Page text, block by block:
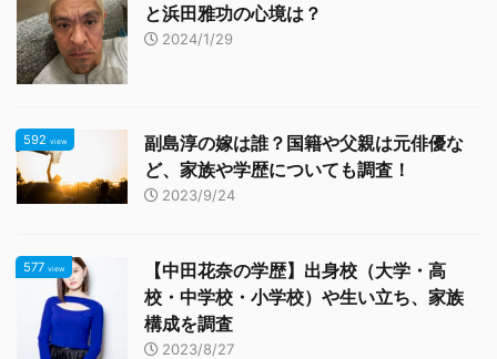
と浜田雅功の心境は？
2024/1/29
592 view
副島淳の嫁は誰？国籍や父親は元俳優な
ど、家族や学歴についても調査！
2023/9/24
577 view
【中田花奈の学歴】出身校（大学・高
校・中学校・小学校）や生い立ち、家族
構成を調査
2023/8/27